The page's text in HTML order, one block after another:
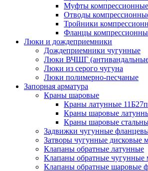
Муфты
Отводы
Тройники
Фланцы
Люки и дождеприемники
Дождеприемники чугунные
Люки ВЧШГ (антивандальные
Люки из серого чугуна
Люки полимерно-песчаные
Запорная арматура
Краны шаровые
Краны латунные 11Б27п
Краны шаровые
Краны шаровые
Задвижки чугунные
Затворы чугунные дисковые
Клапаны обратные латунные
Клапаны обратные чугунные
Клапаны обратные шаровые